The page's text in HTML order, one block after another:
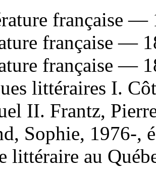
française
française —
française —
littéraires I.
II. Frantz,
Sophie, 1976-
littéraire au